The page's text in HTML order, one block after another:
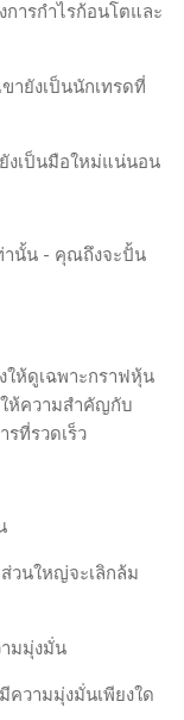
ารกำไรก้อนโตและ
ายังเป็นนักเทรดที่
งเป็นมือใหม่แน่นอน
านั้น - คุณถึงจะปั้น
ห้ดูเฉพาะกราฟหุ้น
ห้ความสำคัญกับ
ที่รวดเร็ว
วนใหญ่จะเลิกล้ม
มมุ่งมั่น
ความมุ่งมั่นเพียงใด